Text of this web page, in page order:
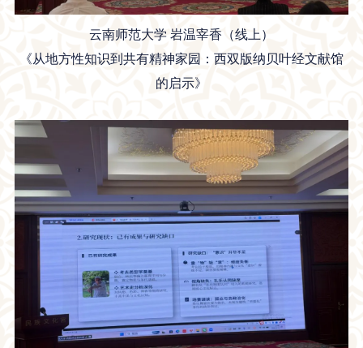
云南师范大学 岩温宰香（线上）
《从地方性知识到共有精神家园：西双版纳贝叶经文献馆
的启示》